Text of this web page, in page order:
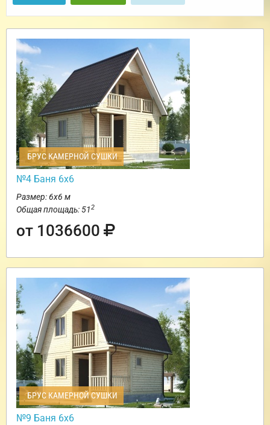
БРУС КАМЕРНОЙ СУШКИ
№4 Баня 6х6
Размер: 6х6 м
Общая площадь: 512
от 1036600
БРУС КАМЕРНОЙ СУШКИ
№9 Баня 6х6